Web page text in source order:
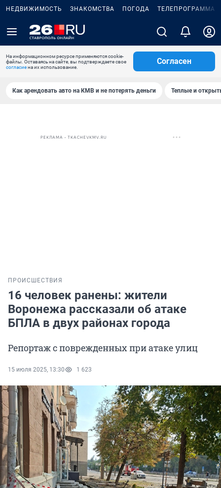
НЕДВИЖИМОСТЬ ЗНАКОМСТВА ПОГОДА ТЕЛЕПРОГРАММА
На информационном ресурсе применяются cookie-
файлы. Оставаясь на сайте, вы подтверждаете свое
согласиена их использование.
Согласен
Как арендовать авто на КМВ и не потерять деньги Теплые и
РЕКЛАМА • TKACHEVKMV.RU
ПРОИСШЕСТВИЯ
16 человек ранены: жители
Воронежа рассказали об атаке
БПЛА в двух районах города
Репортаж с поврежденных при атаке улиц
15 июля 2025, 13:30 1 623